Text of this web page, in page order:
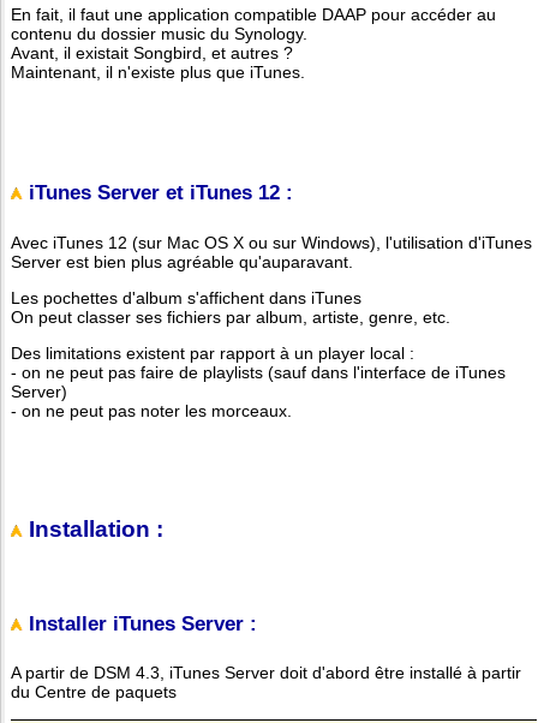
En fait, il faut une application compatible DAAP pour accéder au
contenu du dossier music du Synology.
Avant, il existait Songbird, et autres ?
Maintenant, il n'existe plus que iTunes.
iTunes Server et iTunes 12 :
Avec iTunes 12 (sur Mac OS X ou sur Windows), l'utilisation d'iTunes
Server est bien plus agréable qu'auparavant.
Les pochettes d'album s'affichent dans iTunes
On peut classer ses fichiers par album, artiste, genre, etc.
Des limitations existent par rapport à un player local :
- on ne peut pas faire de playlists (sauf dans l'interface de iTunes
Server)
- on ne peut pas noter les morceaux.
Installation :
Installer iTunes Server :
A partir de DSM 4.3, iTunes Server doit d'abord être installé à partir
du Centre de paquets